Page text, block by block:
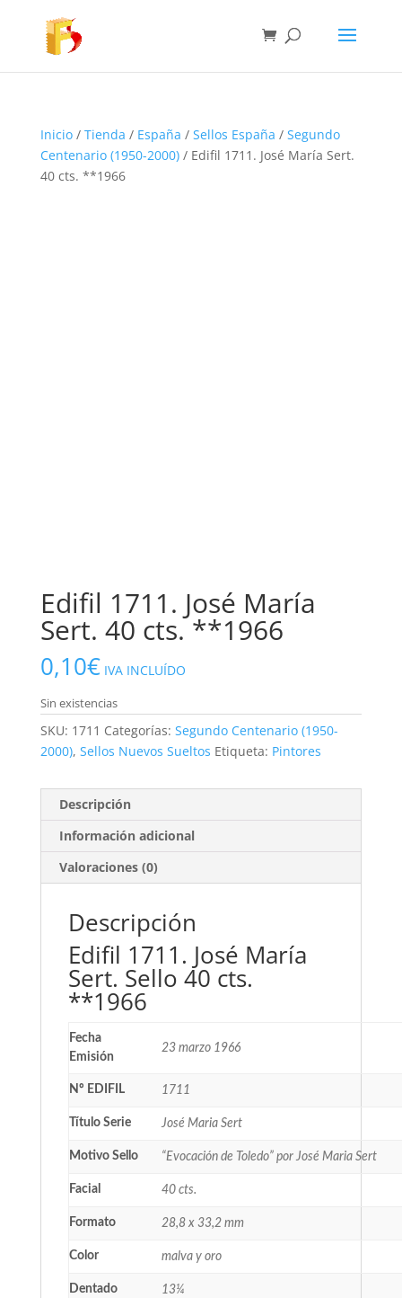
Inicio/ Tienda / España / Sellos España / Segundo
Centenario (1950-2000)/ Edifil 1711. José María Sert.
40 cts. **1966
Edifil 1711. José María
Sert. 40 cts. **1966
0,10€ IVA INCLUÍDO
Sin existencias
SKU: 1711 Categorías: Segundo Centenario (1950-
2000), Sellos Nuevos Sueltos Etiqueta: Pintores
Descripción
Información adicional
Valoraciones (0)
Descripción
Edifil 1711. José María
Sert. Sello 40 cts.
**1966
Fecha
Emisión
23 marzo 1966
Nº EDIFIL 1711
Título Serie José Maria Sert
Motivo Sello “Evocación de Toledo” por José Maria Sert
Facial 40 cts.
Formato 28,8 x 33,2 mm
Color malva y oro
Dentado 13¼